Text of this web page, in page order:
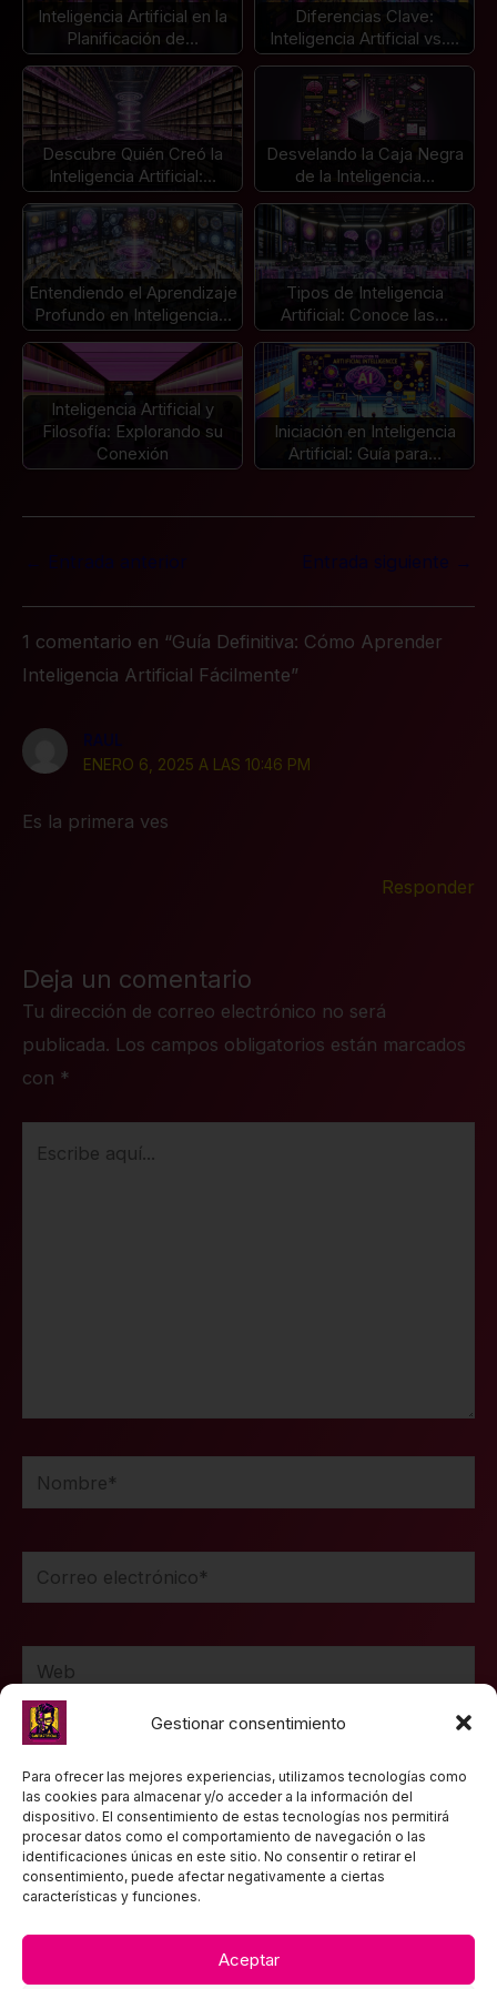
Gestionar consentimiento
Para ofrecer las mejores experiencias, utilizamos tecnologías como
las cookies para almacenar y/o acceder a la información del
dispositivo. El consentimiento de estas tecnologías nos permitirá
procesar datos como el comportamiento de navegación o las
identificaciones únicas en este sitio. No consentir o retirar el
consentimiento, puede afectar negativamente a ciertas
características y funciones.
Aceptar
Inteligencia Artificial en la
Planificación de…
Diferencias Clave:
Inteligencia Artificial vs.…
Descubre Quién Creó la
Inteligencia Artificial:…
Desvelando la Caja Negra
de la Inteligencia…
Entendiendo el Aprendizaje
Profundo en Inteligencia…
Tipos de Inteligencia
Artificial: Conoce las…
Inteligencia Artificial y
Filosofía: Explorando su
Conexión
Iniciación en Inteligencia
Artificial: Guía para…
← Entrada anterior
1 comentario en “Guía Definitiva: Cómo Aprender
Inteligencia Artificial Fácilmente”
RAUL
ENERO 6, 2025 A LAS 10:46 PM
Es la primera ves
Responder
Deja un comentario
Tu dirección de correo electrónico no será
publicada. Los campos obligatorios están marcados
con *
Nombre*
Correo
electrónico*
Web
Guarda mi nombre, correo electrónico y web en
este navegador para la próxima vez que comente.